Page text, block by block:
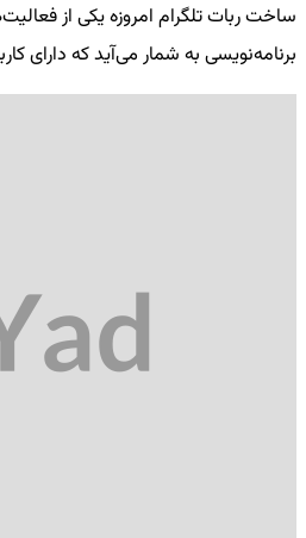
ساخت ربات تلگرام امروزه یکی از
برنامه‌نویسی به شمار می‌آید که دارای